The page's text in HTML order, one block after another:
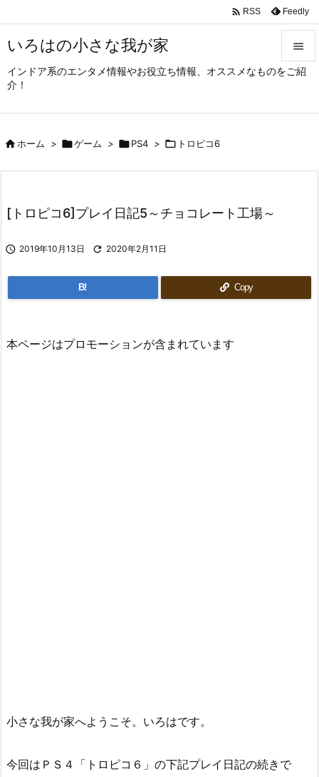
いろはの小さな我が家
インドア系のエンタメ情報やお役立ち情報、オススメなものをご紹
介！



 RSS Feedly
ホーム > ゲーム > PS4 >  トロピコ6
[トロピコ6]プレイ日記5～チョコレート工場～
 2019年10月13日  2020年2月11日
B! Copy
本ページはプロモーションが含まれています
小さな我が家へようこそ。いろはです。
今回はＰＳ４「トロピコ６」の下記プレイ日記の続きで